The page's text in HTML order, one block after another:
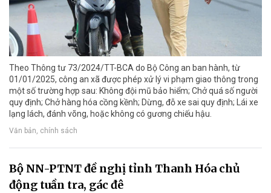
Theo Thông tư 73/2024/TT-BCA do Bộ Công an ban hành, từ
01/01/2025, công an xã được phép xử lý vi phạm giao thông trong
một số trường hợp sau: Không đội mũ bảo hiểm; Chở quá số người
quy định; Chở hàng hóa cồng kềnh; Dừng, đỗ xe sai quy định; Lái xe
lạng lách, đánh võng, hoặc không có gương chiếu hậu.
Văn bản, chính sách
Bộ NN-PTNT đề nghị tỉnh Thanh Hóa chủ
động tuần tra, gác đê